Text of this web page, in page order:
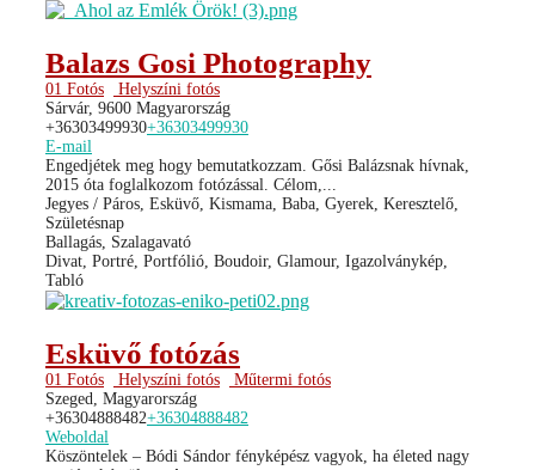
Balazs Gosi Photography
01 Fotós
Helyszíni fotós
Sárvár, 9600 Magyarország
+36303499930+36303499930
E-mail
Engedjétek meg hogy bemutatkozzam. Gősi Balázsnak hívnak,
2015 óta foglalkozom fotózással. Célom,...
Jegyes / Páros, Esküvő, Kismama, Baba, Gyerek, Keresztelő,
Születésnap
Ballagás, Szalagavató
Divat, Portré, Portfólió, Boudoir, Glamour, Igazolványkép,
Tabló
Esküvő fotózás
01 Fotós Helyszíni fotós
Műtermi fotós
Szeged, Magyarország
+36304888482+36304888482
Weboldal
Köszöntelek – Bódi Sándor fényképész vagyok, ha életed nagy